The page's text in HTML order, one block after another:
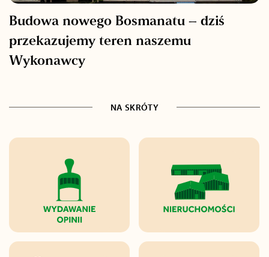
Budowa nowego Bosmanatu – dziś
przekazujemy teren naszemu
Wykonawcy
NA SKRÓTY